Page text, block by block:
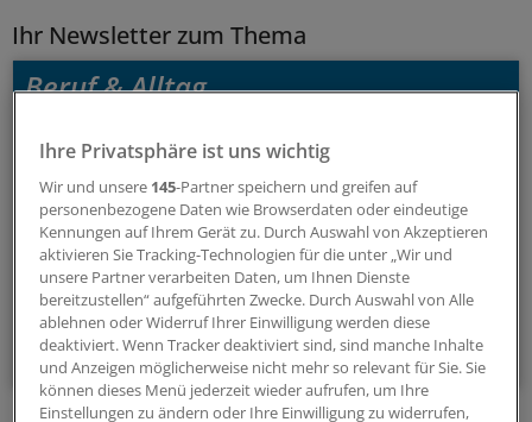
Ihr Newsletter zum Thema
Beruf & Alltag
Nützliches für Ihre tägliche Arbeit, lassen Sie sich von
Kolleginnen und Kollegen inspirieren - und seien Sie immer
einen Schritt voraus.
wöchentlich (Sonntag)
Zum Abonnieren bitte anmelden
Ihre Privatsphäre ist uns wichtig
Wir und unsere 145-Partner speichern und greifen auf
personenbezogene Daten wie Browserdaten oder eindeutige
Kennungen auf Ihrem Gerät zu. Durch Auswahl von Akzeptieren
aktivieren Sie Tracking-Technologien für die unter „Wir und
unsere Partner verarbeiten Daten, um Ihnen Dienste
bereitzustellen“ aufgeführten Zwecke. Durch Auswahl von Alle
ablehnen oder Widerruf Ihrer Einwilligung werden diese
deaktiviert. Wenn Tracker deaktiviert sind, sind manche Inhalte
und Anzeigen möglicherweise nicht mehr so relevant für Sie. Sie
können dieses Menü jederzeit wieder aufrufen, um Ihre
Einstellungen zu ändern oder Ihre Einwilligung zu widerrufen,